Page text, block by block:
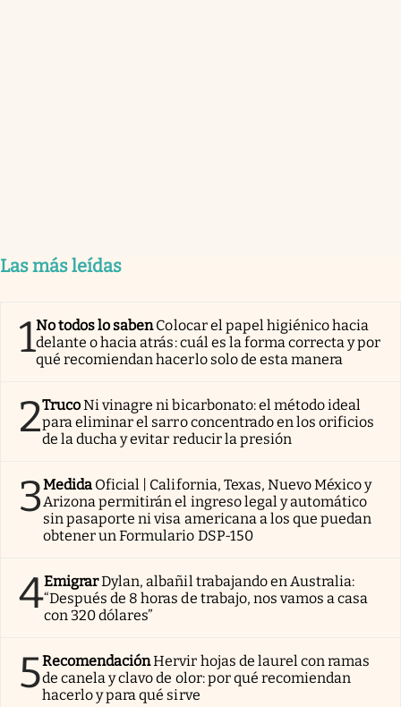
Las más leídas
1No todos lo sabenColocar el papel higiénico hacia
delante o hacia atrás: cuál es la forma correcta y por
qué recomiendan hacerlo solo de esta manera
2TrucoNi vinagre ni bicarbonato: el método ideal
para eliminar el sarro concentrado en los orificios
de la ducha y evitar reducir la presión
3Medida Oficial | California, Texas, Nuevo México y
Arizona permitirán el ingreso legal y automático
sin pasaporte ni visa americana a los que puedan
obtener un Formulario DSP-150
4EmigrarDylan, albañil trabajando en Australia:
“Después de 8 horas de trabajo, nos vamos a casa
con 320 dólares”
5RecomendaciónHervir hojas de laurel con ramas
de canela y clavo de olor: por qué recomiendan
hacerlo y para qué sirve